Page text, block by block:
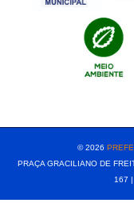
© 2026
PRAÇA GRACILIANO DE
167